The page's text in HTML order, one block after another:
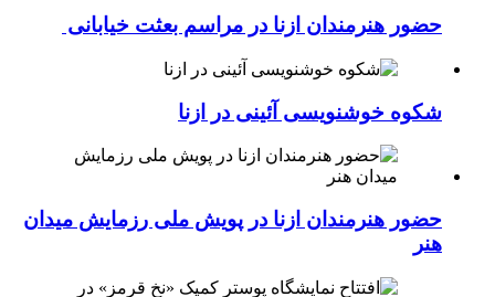
حضور هنرمندان ازنا در مراسم بعثت خیابانی
شکوه خوشنویسی آئینی در ازنا
حضور هنرمندان ازنا در پویش ملی رزمایش میدان
هنر